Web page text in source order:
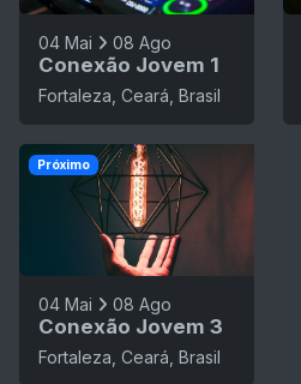
04 Mai 08 Ago
Conexão Jovem 1
Fortaleza, Ceará, Brasil
04 Mai 08 Ago
Conexão Jovem 3
Fortaleza, Ceará, Brasil
Próximo